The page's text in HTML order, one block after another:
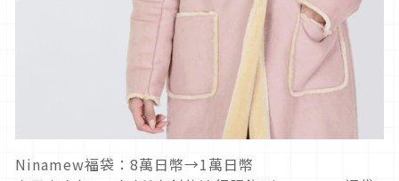
Ninamew福袋：8萬日幣→1萬日幣